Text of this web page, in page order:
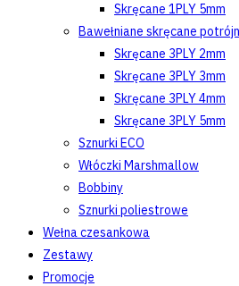
Skręcane 1PLY 5mm
Bawełniane skręcane
Skręcane 3PLY 2mm
Skręcane 3PLY 3mm
Skręcane 3PLY 4mm
Skręcane 3PLY 5mm
Sznurki ECO
Włóczki Marshmallow
Bobbiny
Sznurki poliestrowe
Wełna czesankowa
Zestawy
Promocje